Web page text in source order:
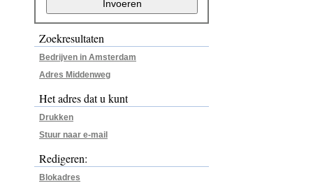
Zoekresultaten
Bedrijven in Amsterdam
Adres Middenweg
Het adres dat u kunt
Drukken
Stuur naar e-mail
Redigeren:
Blokadres